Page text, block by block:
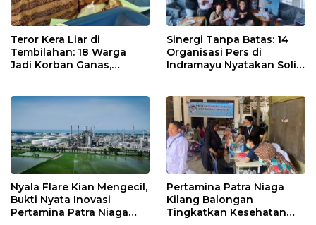
Teror Kera Liar di
Tembilahan: 18 Warga
Jadi Korban Ganas,
Sinergi Tanpa Batas: 14
Organisasi Pers di
Indramayu Nyatakan Solid
Nyala Flare Kian Mengecil,
Bukti Nyata Inovasi
Pertamina Patra Niaga
Pertamina Patra Niaga
Kilang Balongan
Tingkatkan Kesehatan